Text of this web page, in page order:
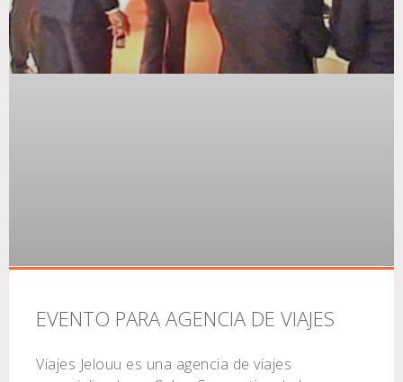
EVENTO PARA AGENCIA DE VIAJES
Viajes Jelouu es una agencia de viajes